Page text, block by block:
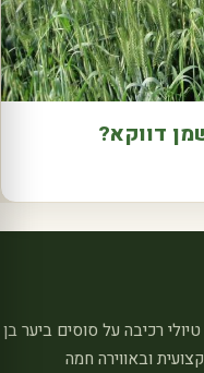
דווקא?
רכיבה על סוסים ביער בן
ובאווירה חמה